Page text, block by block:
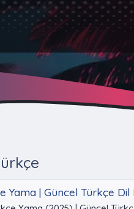
Yama | Güncel Türkçe Dil